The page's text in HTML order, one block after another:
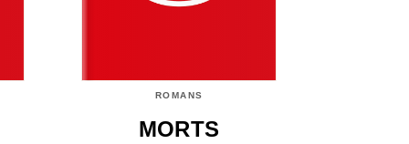
ROMANS
MORTS